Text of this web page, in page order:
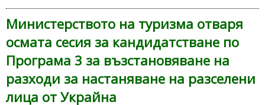
Министерството на туризма отваря
осмата сесия за кандидатстване по
Програма 3 за възстановяване на
разходи за настаняване на разселени
лица от Украйна